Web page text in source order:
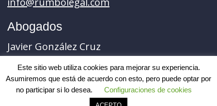
Abogados
Javier González Cruz
Pablo Peramato Hernández
Este sitio web utiliza cookies para mejorar su experiencia.
Asumiremos que está de acuerdo con esto, pero puede optar por
no participar si lo desea.
Configuraciones de cookies